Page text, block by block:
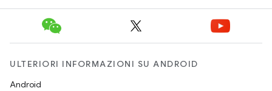
ULTERIORI INFORMAZIONI SU ANDROID
Android